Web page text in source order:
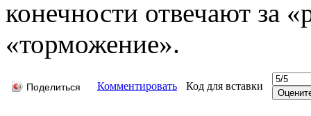
конечности отвечают за
«торможение».
Поделиться Комментировать Код для вставки